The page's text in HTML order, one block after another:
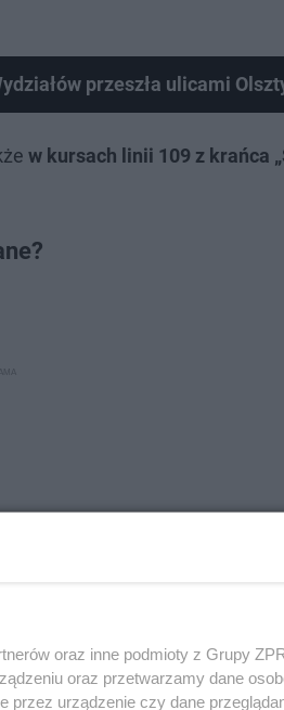
przeszła ulicami
w kursach linii 109 z krańca
oraz inne podmioty z Grupy
oraz przetwarzamy dane
przez urządzenie czy dane